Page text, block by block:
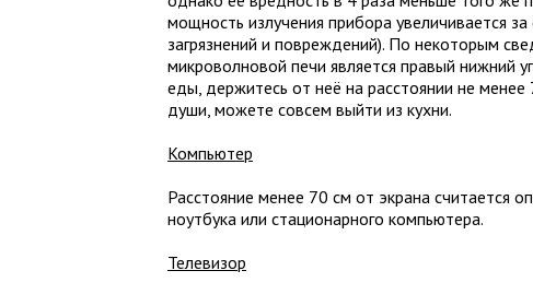
мощность излучения прибора увеличивается за
загрязнений и повреждений). По некоторым
микроволновой печи является правый нижний
еды, держитесь от неё на расстоянии не менее
души, можете совсем выйти из кухни.
Компьютер
Расстояние менее 70 см от экрана считается
ноутбука или стационарного компьютера.
Телевизор